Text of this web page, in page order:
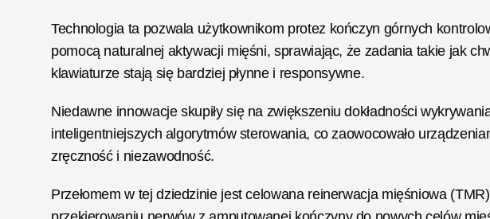
Technologia ta pozwala użytkownikom protez kończyn górnych
pomocą naturalnej aktywacji mięśni, sprawiając, że zadania takie jak
klawiaturze stają się bardziej płynne i responsywne.
Niedawne innowacje skupiły się na zwiększeniu dokładności
inteligentniejszych algorytmów sterowania, co zaowocowało
zręczność i niezawodność.
Przełomem w tej dziedzinie jest celowana reinerwacja mięśniowa